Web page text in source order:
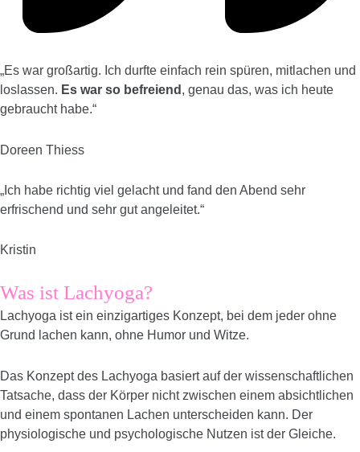
„Es war großartig. Ich durfte einfach rein spüren, mitlachen und
loslassen. Es war so befreiend, genau das, was ich heute
gebraucht habe.“
Doreen Thiess
„Ich habe richtig viel gelacht und fand den Abend sehr
erfrischend und sehr gut angeleitet.“
Kristin
Was ist Lachyoga?
Lachyoga ist ein einzigartiges Konzept, bei dem jeder ohne
Grund lachen kann, ohne Humor und Witze.
Das Konzept des Lachyoga basiert auf der wissenschaftlichen
Tatsache, dass der Körper nicht zwischen einem absichtlichen
und einem spontanen Lachen unterscheiden kann. Der
physiologische und psychologische Nutzen ist der Gleiche.